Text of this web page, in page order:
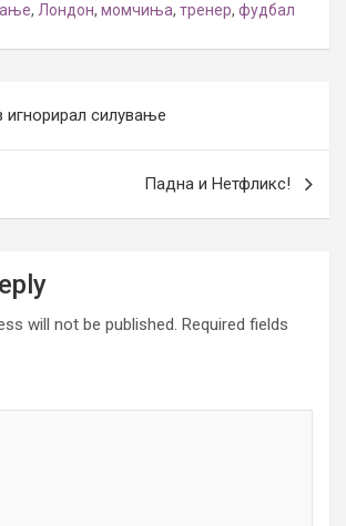
, Лондон, момчиња, тренер, фудбал
игнорирал силување
Падна и Нетфликс!
will not be published. Required fields